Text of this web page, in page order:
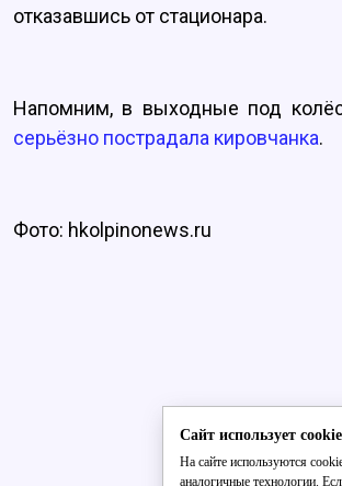
отказавшись от стационара.
Напомним, в выходные под
серьёзно пострадала кировчанка.
Фото: hkolpinonews.ru
Сайт использует cookie
На сайте используются
аналогичные технологии.